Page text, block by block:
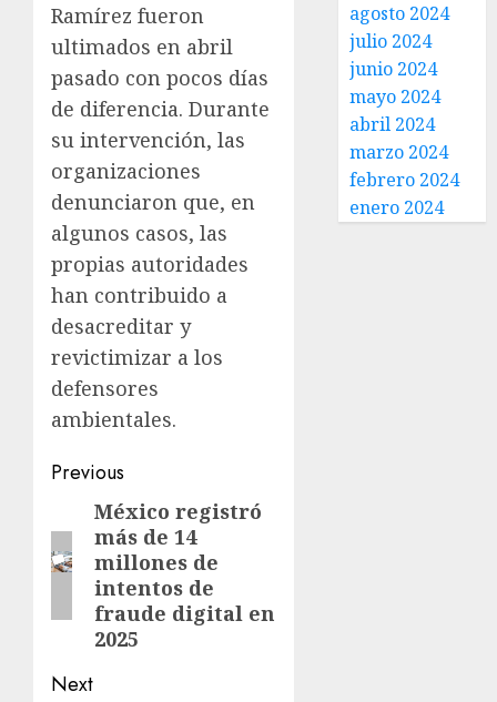
Ramírez fueron
ultimados en abril
pasado con pocos días
de diferencia. Durante
su intervención, las
organizaciones
denunciaron que, en
algunos casos, las
propias autoridades
han contribuido a
desacreditar y
revictimizar a los
defensores
ambientales.
Previous
México registró
más de 14
millones de
intentos de
fraude digital en
2025
Next
agosto 2024
julio 2024
junio 2024
mayo 2024
abril 2024
marzo 2024
febrero 2024
enero 2024